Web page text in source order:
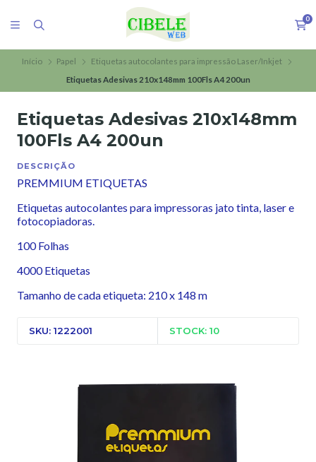
0
Início Papel
Etiquetas autocolantes para impressão Laser/Inkjet
Etiquetas Adesivas 210x148mm 100Fls A4 200un
Etiquetas Adesivas 210x148mm
100Fls A4 200un
DESCRIÇÃO
PREMMIUM ETIQUETAS
Etiquetas autocolantes para impressoras jato tinta, laser e
fotocopiadoras.
100 Folhas
4000 Etiquetas
Tamanho de cada etiqueta: 210 x 148 m
SKU: 1222001 STOCK: 10